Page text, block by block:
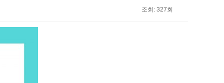
조회 : 327회